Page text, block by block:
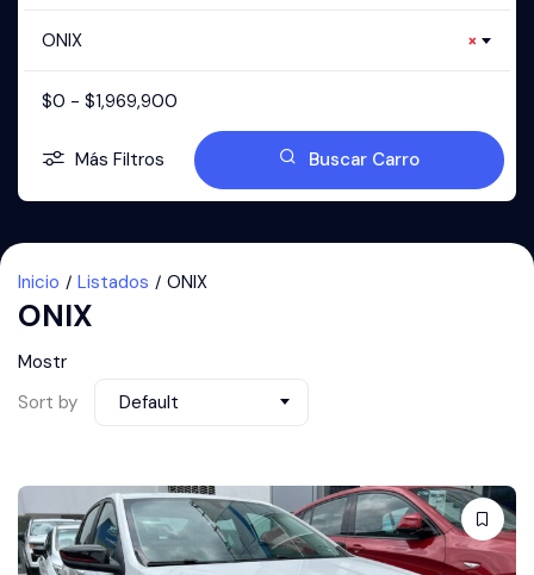
×
ONIX
$0 - $1,969,900
Más Filtros Buscar Carro
Inicio Listados ONIX
ONIX
Mostr
Sort by
Default